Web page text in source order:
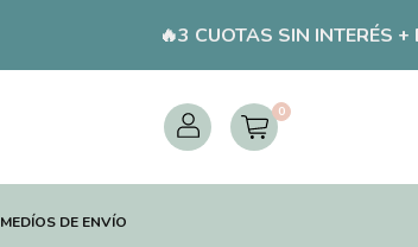
🔥3 CUOTAS SIN INTERÉS + ENVÍOS
0
MEDÍOS DE ENVÍO